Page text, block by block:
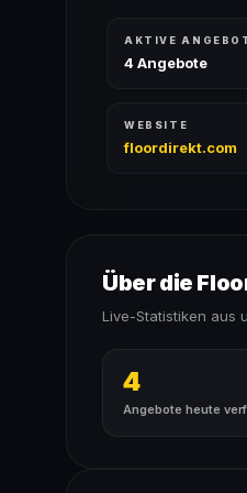
AKTIVE
4 Angebote
WEBSITE
floordirekt.com
Über die
Live-Statistiken aus
4
Angebote heute